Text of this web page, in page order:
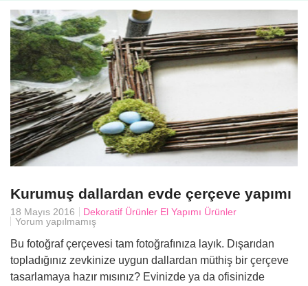
Kurumuş dallardan evde çerçeve yapımı
18 Mayıs 2016 Dekoratif Ürünler El Yapımı Ürünler
Yorum yapılmamış
Bu fotoğraf çerçevesi tam fotoğrafınıza layık. Dışarıdan
topladığınız zevkinize uygun dallardan müthiş bir çerçeve
tasarlamaya hazır mısınız? Evinizde ya da ofisinizde